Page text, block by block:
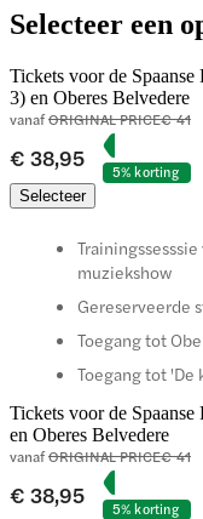
Selecteer een
Tickets voor de Spaanse
3) en Oberes Belvedere
vanafORIGINAL PRICE€ 41
€ 38,95
5% korting
Selecteer
muziekshow
Gereserveerde
Toegang tot
Toegang tot 'De
Tickets voor de
en Oberes Belvedere
vanafORIGINAL PRICE€ 41
€ 38,95
5% korting